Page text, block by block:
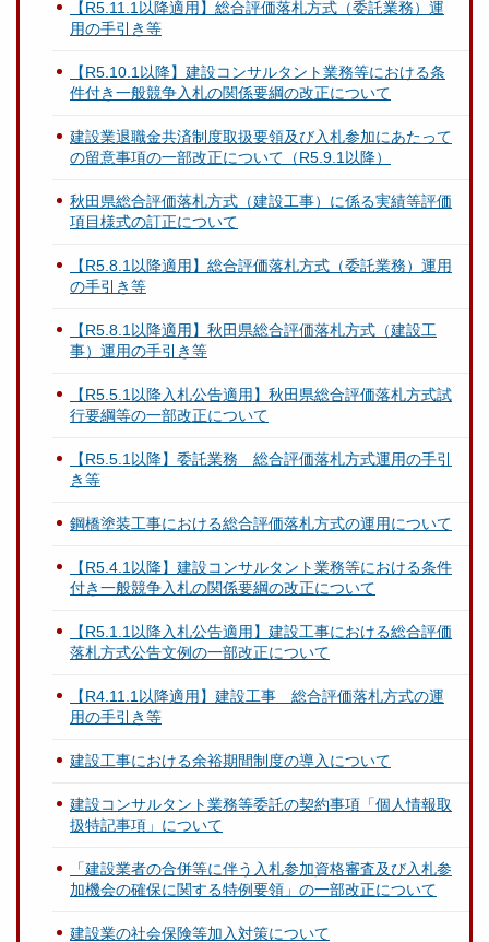
【R5.11.1以降適用】総合評価落札方式（委託業務）運
用の手引き等
【R5.10.1以降】建設コンサルタント業務等における条
件付き一般競争入札の関係要綱の改正について
建設業退職金共済制度取扱要領及び入札参加にあたって
の留意事項の一部改正について（R5.9.1以降）
秋田県総合評価落札方式（建設工事）に係る実績等評価
項目様式の訂正について
【R5.8.1以降適用】総合評価落札方式（委託業務）運用
の手引き等
【R5.8.1以降適用】秋田県総合評価落札方式（建設工
事）運用の手引き等
【R5.5.1以降入札公告適用】秋田県総合評価落札方式試
行要綱等の一部改正について
【R5.5.1以降】委託業務 総合評価落札方式運用の手引
き等
鋼橋塗装工事における総合評価落札方式の運用について
【R5.4.1以降】建設コンサルタント業務等における条件
付き一般競争入札の関係要綱の改正について
【R5.1.1以降入札公告適用】建設工事における総合評価
落札方式公告文例の一部改正について
【R4.11.1以降適用】建設工事 総合評価落札方式の運
用の手引き等
建設工事における余裕期間制度の導入について
建設コンサルタント業務等委託の契約事項「個人情報取
扱特記事項」について
「建設業者の合併等に伴う入札参加資格審査及び入札参
加機会の確保に関する特例要領」の一部改正について
建設業の社会保険等加入対策について